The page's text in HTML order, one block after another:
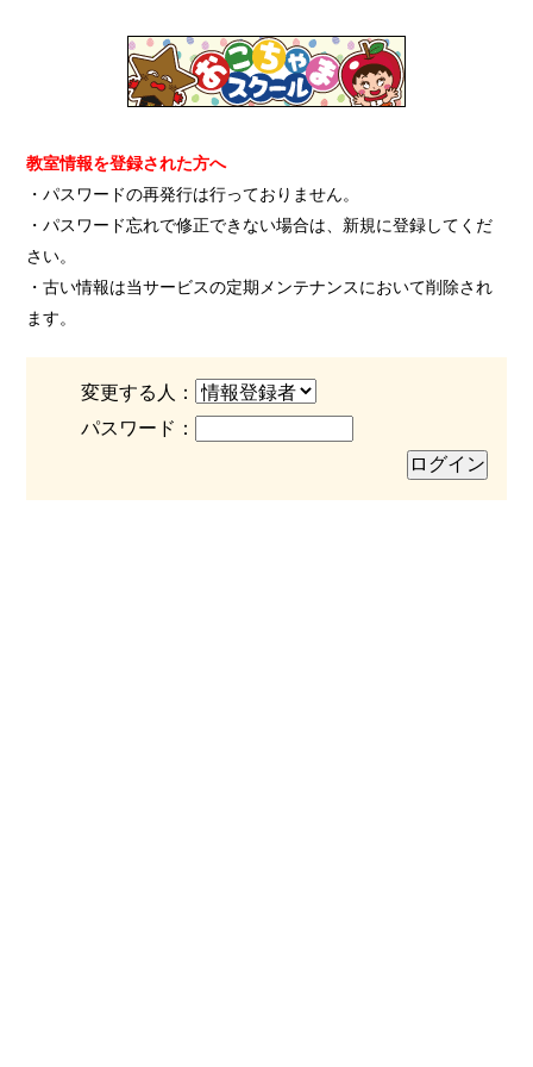
教室情報を登録された方へ
・パスワードの再発行は行っておりません。
・パスワード忘れで修正できない場合は、新規に登録してくだ
さい。
・古い情報は当サービスの定期メンテナンスにおいて削除され
ます。
変更する人：
パスワード：